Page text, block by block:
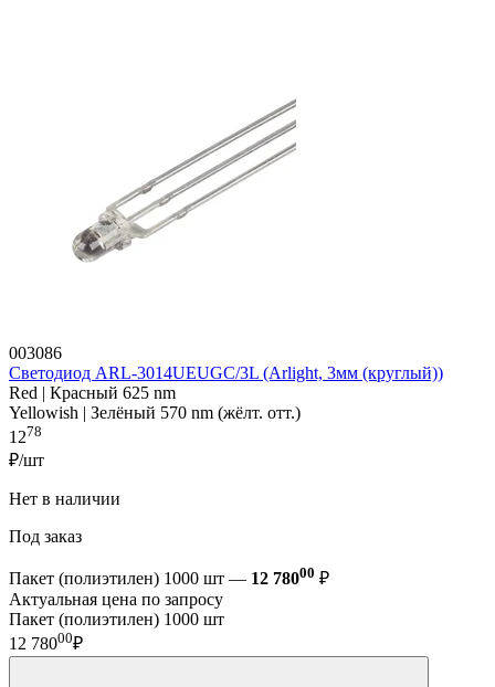
003086
Светодиод ARL-3014UEUGC/3L (Arlight, 3мм (круглый))
Red | Красный 625 nm
Yellowish | Зелёный 570 nm (жёлт. отт.)
1278
₽/шт
Нет в наличии
Под заказ
Пакет (полиэтилен) 1000 шт — 12 78000 ₽
Актуальная цена по запросу
Пакет (полиэтилен) 1000 шт
12 78000₽